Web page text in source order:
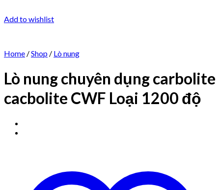
Add to wishlist
Home /Shop / Lò nung
Lò nung chuyên dụng carbolite
cacbolite CWF Loại 1200 độ